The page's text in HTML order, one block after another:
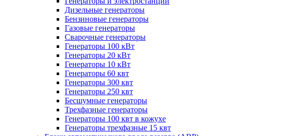
Дизельные генераторы
Бензиновые генераторы
Газовые генераторы
Сварочные генераторы
Генераторы 100 кВт
Генераторы 20 кВт
Генераторы 10 кВт
Генераторы 60 квт
Генераторы 300 квт
Генераторы 250 квт
Бесшумные генераторы
Трехфазные генераторы
Генераторы 100 квт в кожухе
Генераторы трехфазные 15 квт